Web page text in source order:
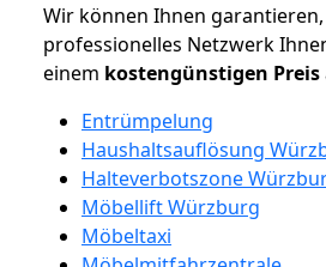
Wir können Ihnen
professionelles Netzwerk
einem kostengünstigen Preis
Entrümpelung
Haushaltsauflösung
Halteverbotszone
Möbellift Würzburg
Möbeltaxi